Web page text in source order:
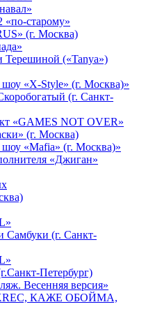
«по-старому»
(г. Москва)
(«Tanya»)
«X-Style» (г. Москва)»
(г. Санкт-
«GAMES NOT OVER»
(г. Москва)
«Mafia» (г. Москва)»
«Джиган»
Самбуки (г. Санкт-
Петербург)
Весенняя версия»
KREC, КАЖЕ ОБОЙМА,